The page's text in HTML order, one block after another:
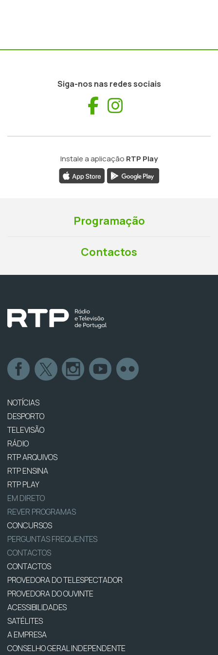
Siga-nos nas redes sociais
Facebook
Instale a aplicação RTP Play
Programação
Contactos
NOTÍCIAS
DESPORTO
TELEVISÃO
RÁDIO
RTP ARQUIVOS
RTP ENSINA
RTP PLAY
EM DIRETO
REVER PROGRAMAS
CONCURSOS
PERGUNTAS FREQUENTES
CONTACTOS
CONTACTOS
PROVEDORA DO TELESPECTADOR
PROVEDORA DO OUVINTE
ACESSIBILIDADES
SATÉLITES
A EMPRESA
CONSELHO GERAL INDEPENDENTE